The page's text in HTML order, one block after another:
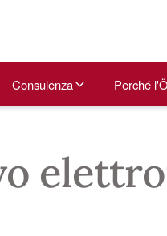
Consulenza Perché